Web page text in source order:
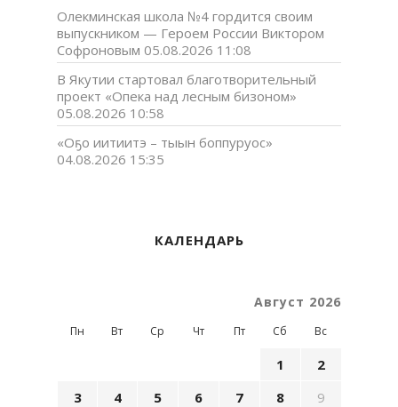
Олекминская школа №4 гордится своим
выпускником — Героем России Виктором
Софроновым 05.08.2026 11:08
В Якутии стартовал благотворительный
проект «Опека над лесным бизоном»
05.08.2026 10:58
«Оҕо иитиитэ – тыын боппуруос»
04.08.2026 15:35
КАЛЕНДАРЬ
Август 2026
Пн Вт Ср Чт Пт Сб Вс
1
2
3
4 5 6 7 8
9